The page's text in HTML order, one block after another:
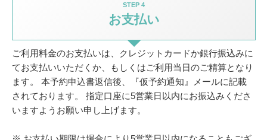
STEP 4
お支払い
ご利用料金のお支払いは、クレジットカードか銀行振込みに
てお支払いいただくか、
もしくはご利用当日のご精算となり
ます。
本予約申込書返信後、『仮予約通知』メールに記載
されております。
指定口座に5営業日以内にお振込みくださ
いますようお願い申し上げます。